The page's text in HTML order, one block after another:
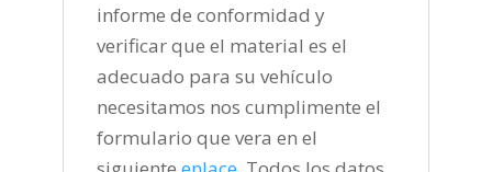
informe de conformidad y
verificar que el material es el
adecuado para su vehículo
necesitamos nos cumplimente el
formulario que vera en el